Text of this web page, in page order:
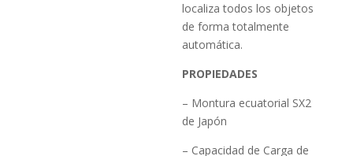
localiza todos los objetos
de forma totalmente
automática.
PROPIEDADES
– Montura ecuatorial SX2
de Japón
– Capacidad de Carga de